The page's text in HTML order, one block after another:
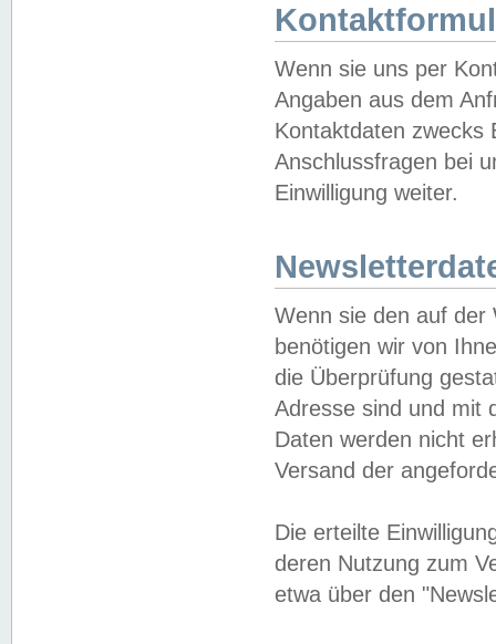
Wenn sie uns per
Angaben aus dem
Kontaktdaten zwecks
Anschlussfragen bei
Einwilligung weiter.
Wenn sie den auf der
benötigen wir von
die Überprüfung
Adresse sind und mit
Daten werden nicht
Versand der
Die erteilte
deren Nutzung zum
etwa über den